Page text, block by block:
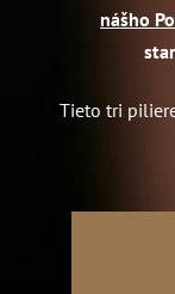
nášho
Tieto tri